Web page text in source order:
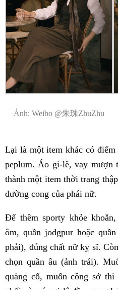
Ảnh: Weibo @朱珠ZhuZhu
Lại là một item khác có
peplum. Áo gi-lê, vay mượn
thành một item thời trang
đường cong của phái nữ.
Để thêm sporty khỏe
ôm, quần jodgpur hoặc
phải), đúng chất nữ kỵ sĩ.
chọn quần âu (ảnh trái).
quàng cổ, muốn công sở